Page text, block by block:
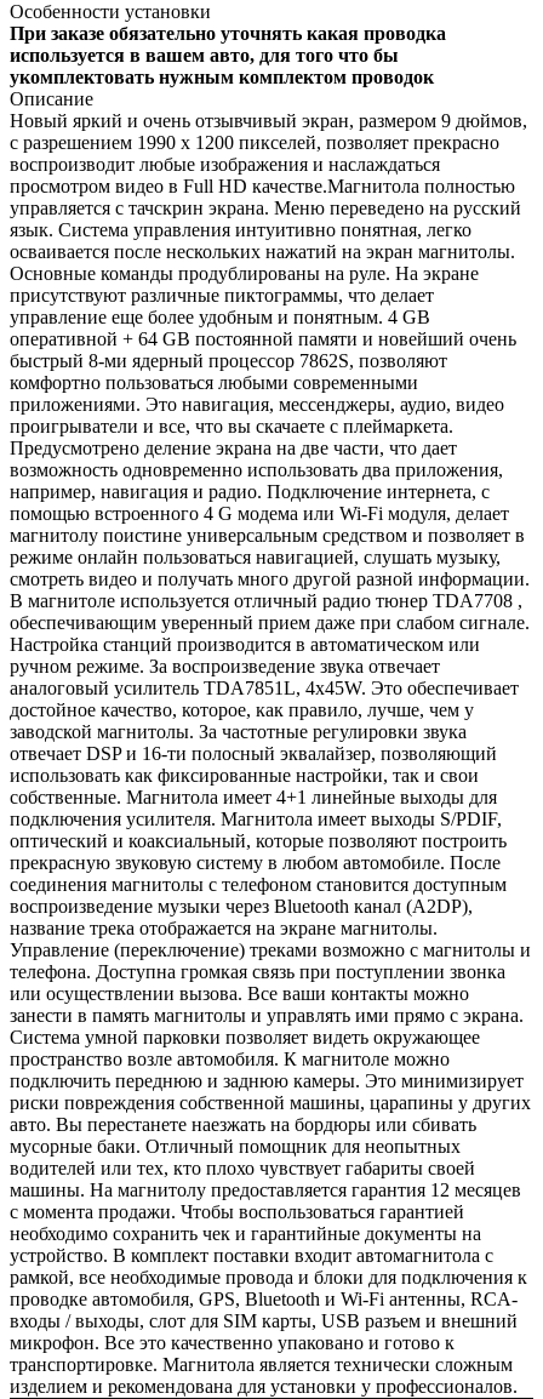
Особенности установки
При заказе обязательно уточнять какая проводка
используется в вашем авто, для того что бы
укомплектовать нужным комплектом проводок
Описание
Новый яркий и очень отзывчивый экран, размером 9 дюймов,
с разрешением 1990 х 1200 пикселей, позволяет прекрасно
воспроизводит любые изображения и наслаждаться
просмотром видео в Full HD качестве.Магнитола полностью
управляется с тачскрин экрана. Меню переведено на русский
язык. Система управления интуитивно понятная, легко
осваивается после нескольких нажатий на экран магнитолы.
Основные команды продублированы на руле. На экране
присутствуют различные пиктограммы, что делает
управление еще более удобным и понятным. 4 GB
оперативной + 64 GB постоянной памяти и новейший очень
быстрый 8-ми ядерный процессор 7862S, позволяют
комфортно пользоваться любыми современными
приложениями. Это навигация, мессенджеры, аудио, видео
проигрыватели и все, что вы скачаете с плеймаркета.
Предусмотрено деление экрана на две части, что дает
возможность одновременно использовать два приложения,
например, навигация и радио. Подключение интернета, с
помощью встроенного 4 G модема или Wi-Fi модуля, делает
магнитолу поистине универсальным средством и позволяет в
режиме онлайн пользоваться навигацией, слушать музыку,
смотреть видео и получать много другой разной информации.
В магнитоле используется отличный радио тюнер TDA7708 ,
обеспечивающим уверенный прием даже при слабом сигнале.
Настройка станций производится в автоматическом или
ручном режиме. За воспроизведение звука отвечает
аналоговый усилитель TDA7851L, 4x45W. Это обеспечивает
достойное качество, которое, как правило, лучше, чем у
заводской магнитолы. За частотные регулировки звука
отвечает DSP и 16-ти полосный эквалайзер, позволяющий
использовать как фиксированные настройки, так и свои
собственные. Магнитола имеет 4+1 линейные выходы для
подключения усилителя. Магнитола имеет выходы S/PDIF,
оптический и коаксиальный, которые позволяют построить
прекрасную звуковую систему в любом автомобиле. После
соединения магнитолы с телефоном становится доступным
воспроизведение музыки через Bluetooth канал (A2DP),
название трека отображается на экране магнитолы.
Управление (переключение) треками возможно с магнитолы и
телефона. Доступна громкая связь при поступлении звонка
или осуществлении вызова. Все ваши контакты можно
занести в память магнитолы и управлять ими прямо с экрана.
Система умной парковки позволяет видеть окружающее
пространство возле автомобиля. К магнитоле можно
подключить переднюю и заднюю камеры. Это минимизирует
риски повреждения собственной машины, царапины у других
авто. Вы перестанете наезжать на бордюры или сбивать
мусорные баки. Отличный помощник для неопытных
водителей или тех, кто плохо чувствует габариты своей
машины. На магнитолу предоставляется гарантия 12 месяцев
с момента продажи. Чтобы воспользоваться гарантией
необходимо сохранить чек и гарантийные документы на
устройство. В комплект поставки входит автомагнитола с
рамкой, все необходимые провода и блоки для подключения к
проводке автомобиля, GPS, Bluetooth и Wi-Fi антенны, RCA-
входы / выходы, слот для SIM карты, USB разъем и внешний
микрофон. Все это качественно упаковано и готово к
транспортировке. Магнитола является технически сложным
изделием и рекомендована для установки у профессионалов.